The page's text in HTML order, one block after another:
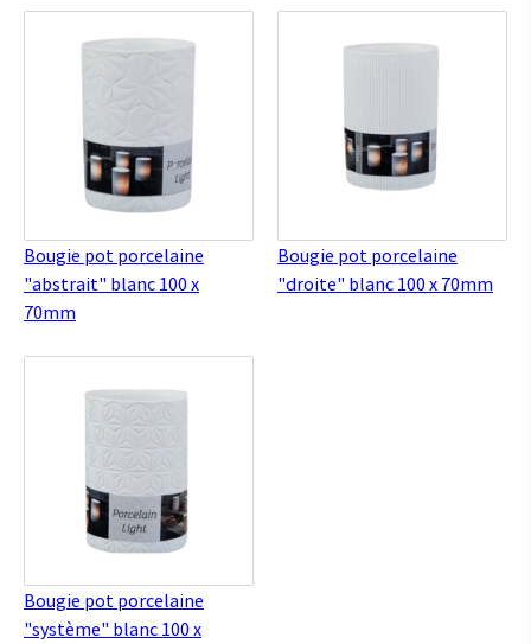
Bougie pot porcelaine
"abstrait" blanc 100 x
70mm
Bougie pot porcelaine
"droite" blanc 100 x 70mm
Bougie pot porcelaine
"système" blanc 100 x